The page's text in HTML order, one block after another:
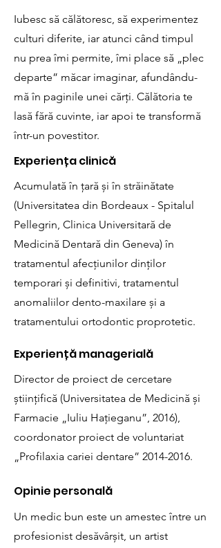
Iubesc să călătoresc, să experimentez
culturi diferite, iar atunci când timpul
nu prea îmi permite, îmi place să „plec
departe” măcar imaginar, afundându-
mă în paginile unei cărți. Călătoria te
lasă fără cuvinte, iar apoi te transformă
într-un povestitor.
Experiența clinică
Acumulată în țară și în străinătate
(Universitatea din Bordeaux - Spitalul
Pellegrin, Clinica Universitară de
Medicină Dentară din Geneva) în
tratamentul afecțiunilor dinților
temporari și definitivi, tratamentul
anomaliilor dento-maxilare și a
tratamentului ortodontic proprotetic.
Experiență managerială
Director de proiect de cercetare
științifică (Universitatea de Medicină și
Farmacie „Iuliu Hațieganu”, 2016),
coordonator proiect de voluntariat
„Profilaxia cariei dentare” 2014-2016.
Opinie personală
Un medic bun este un amestec între un
profesionist desăvârșit, un artist